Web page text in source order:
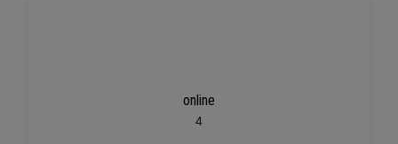
online
4